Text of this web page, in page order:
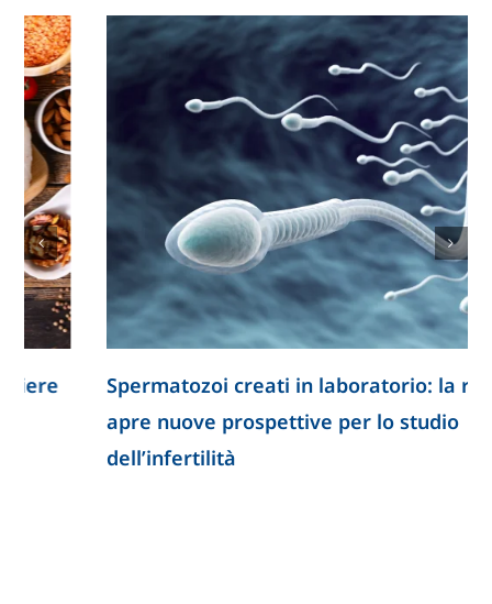
Spermatozoi creati in laboratorio: la ricerca
apre nuove prospettive per lo studio
dell’infertilità